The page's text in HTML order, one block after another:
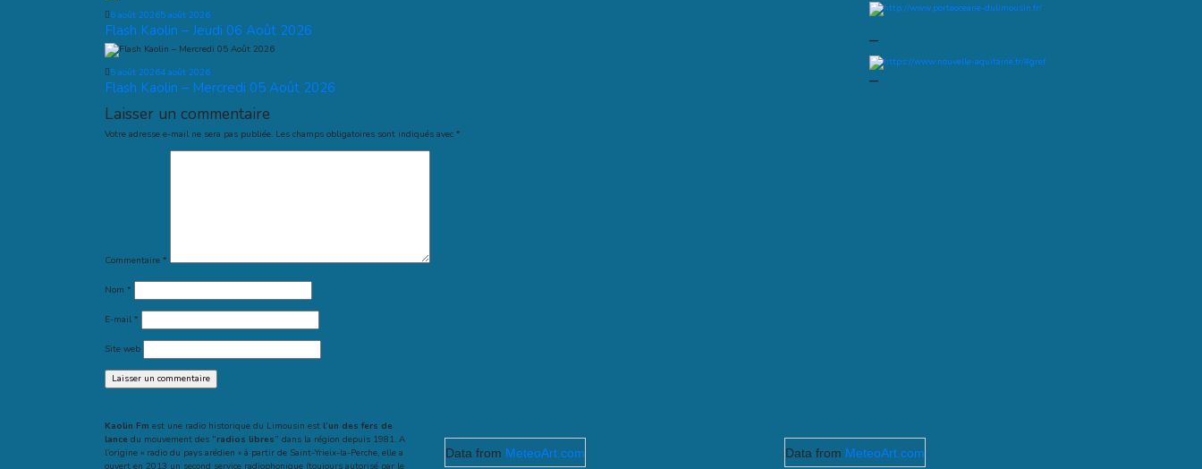
6 août 20265 août 2026
Flash Kaolin – Jeudi 06 Août 2026
5 août 20264 août 2026
Flash Kaolin – Mercredi 05 Août 2026
Laisser un commentaire
Votre adresse e-mail ne sera pas publiée. Les champs obligatoires sont indiqués avec *
Commentaire *
Nom *
E-mail *
Site web
–
–
Kaolin Fm est une radio historique du Limousin est l’un des fers de
lance du mouvement des “radios libres” dans la région depuis 1981. A
l’origine « radio du pays arédien » à partir de Saint-Yrieix-la-Perche, elle a
ouvert en 2013 un second service radiophonique (toujours autorisé par le
Data from MeteoArt.com Data from MeteoArt.com